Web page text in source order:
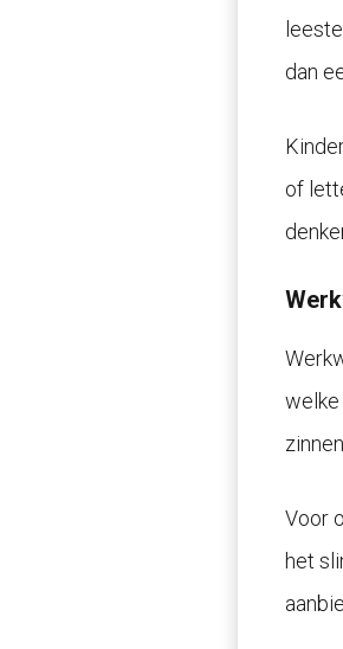
dan
of
welke
zinnen.
Voor
het